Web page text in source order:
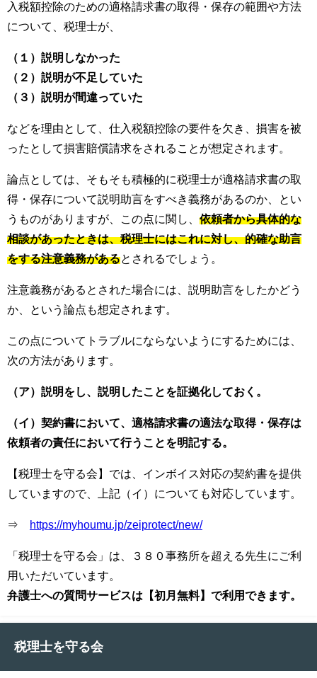
入税額控除のための適格請求書の取得・保存の範囲や方法
について、税理士が、
（１）説明しなかった
（２）説明が不足していた
（３）説明が間違っていた
などを理由として、仕入税額控除の要件を欠き、損害を被
ったとして損害賠償請求をされることが想定されます。
論点としては、そもそも積極的に税理士が適格請求書の取
得・保存について説明助言をすべき義務があるのか、とい
うものがありますが、この点に関し、 依頼者から具体的な
相談があったときは、税理士にはこれに対し、的確な助言
をする注意義務があるとされるでしょう。
注意義務があるとされた場合には、説明助言をしたかどう
か、という論点も想定されます。
この点についてトラブルにならないようにするためには、
次の方法があります。
（ア）説明をし、説明したことを証拠化しておく。
（イ）契約書において、適格請求書の適法な取得・保存は
依頼者の責任において行うことを明記する。
【税理士を守る会】では、インボイス対応の契約書を提供
していますので、上記（イ）についても対応しています。
⇒ https://myhoumu.jp/zeiprotect/new/
「税理士を守る会」は、３８０事務所を超える先生にご利
用いただいています。
弁護士への質問サービスは【初月無料】で利用できます。
税理士を守る会